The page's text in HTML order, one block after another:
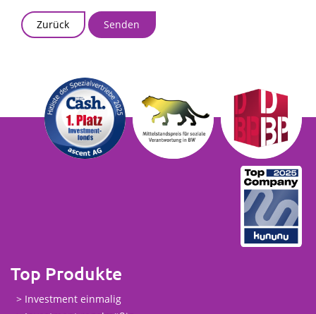
Zurück
Top Produkte
Investment einmalig